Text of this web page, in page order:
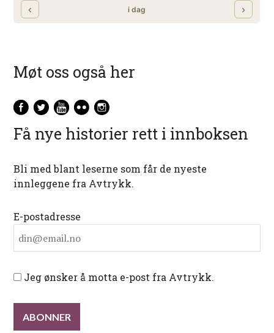
Møt oss også her
Få nye historier rett i innboksen
Bli med blant leserne som får de nyeste
innleggene fra Avtrykk.
E-postadresse
Jeg ønsker å motta e-post fra Avtrykk.